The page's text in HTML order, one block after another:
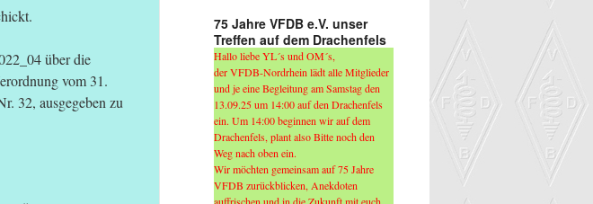
über die
vom 31.
32, ausgegeben zu
75 Jahre VFDB e.V. unser
Treffen auf dem Drachenfels
Hallo liebe YL´s und OM´s,
der VFDB-Nordrhein lädt alle Mitglieder
und je eine Begleitung am Samstag den
13.09.25 um 14:00 auf den Drachenfels
ein. Um 14:00 beginnen wir auf dem
Drachenfels, plant also Bitte noch den
Weg nach oben ein.
Wir möchten gemeinsam auf 75 Jahre
VFDB zurückblicken, Anekdoten